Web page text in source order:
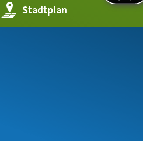
Stadtplan
(Öffnet
in
einem